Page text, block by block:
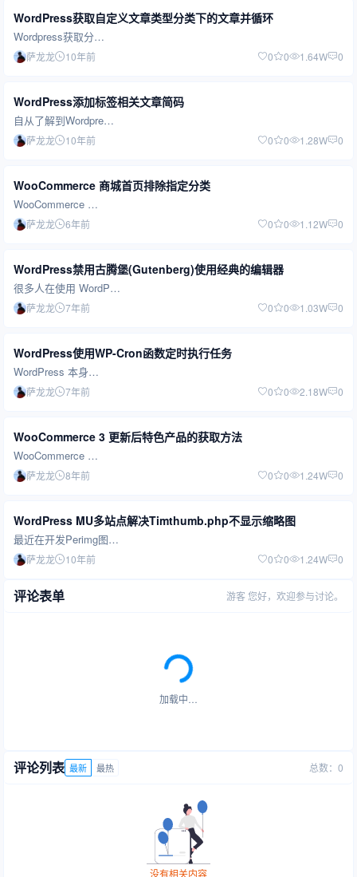
WordPress获取自定义文章类型分类下的文章并循环
Wordpress获取分…
萨龙龙 10年前 0 0 1.64W 0
WordPress添加标签相关文章简码
自从了解到Wordpre…
萨龙龙 10年前 0 0 1.28W 0
WooCommerce 商城首页排除指定分类
WooCommerce …
萨龙龙 6年前 0 0 1.12W 0
WordPress禁用古腾堡(Gutenberg)使用经典的编辑器
很多人在使用 WordP…
萨龙龙 7年前 0 0 1.03W 0
WordPress使用WP-Cron函数定时执行任务
WordPress 本身…
萨龙龙 7年前 0 0 2.18W 0
WooCommerce 3 更新后特色产品的获取方法
WooCommerce …
萨龙龙 8年前 0 0 1.24W 0
WordPress MU多站点解决Timthumb.php不显示缩略图
最近在开发Perimg图…
萨龙龙 10年前 0 0 1.24W 0
评论表单 游客 您好，欢迎参与讨论。
加载中…
评论列表 最新 最热 总数：0
没有相关内容